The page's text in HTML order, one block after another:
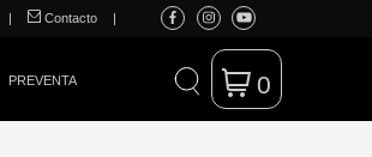
| Contacto |
PREVENTA 0